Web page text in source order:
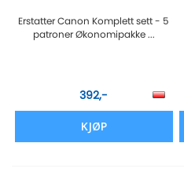
Erstatter Canon Komplett sett - 5
patroner Økonomipakke ...
392,-
KJØP